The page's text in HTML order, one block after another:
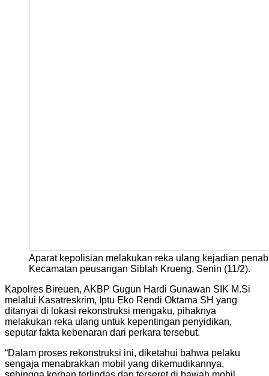
Aparat kepolisian melakukan reka ulang kejadian
Kecamatan peusangan Siblah Krueng, Senin (11/2).
Kapolres Bireuen, AKBP Gugun Hardi Gunawan SIK M.Si
melalui Kasatreskrim, Iptu Eko Rendi Oktama SH yang
ditanyai di lokasi rekonstruksi mengaku, pihaknya
melakukan reka ulang untuk kepentingan penyidikan,
seputar fakta kebenaran dari perkara tersebut.
“Dalam proses rekonstruksi ini, diketahui bahwa pelaku
sengaja menabrakkan mobil yang dikemudikannya,